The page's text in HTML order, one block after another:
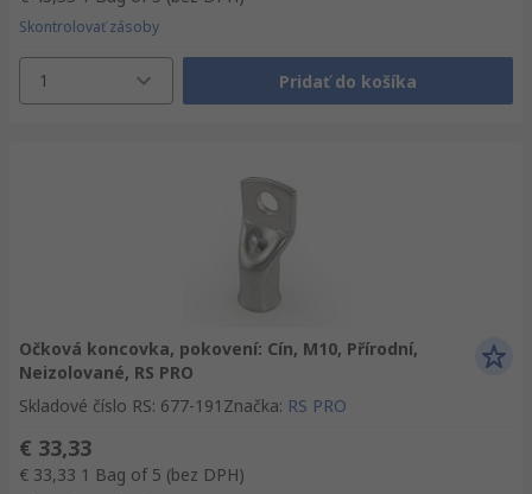
Skontrolovať zásoby
1 Pridať do košíka
Očková koncovka, pokovení: Cín, M10, Přírodní,
Neizolované, RS PRO
Skladové číslo RS: 677-191 Značka: RS PRO
€ 33,33
€ 33,33 1 Bag of 5 (bez DPH)